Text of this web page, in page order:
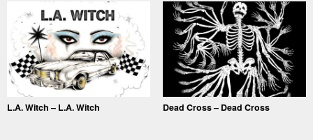
L.A. Witch – L.A. Witch Dead Cross – Dead Cross